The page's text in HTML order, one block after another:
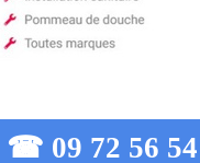
☎ 09 72 56 54